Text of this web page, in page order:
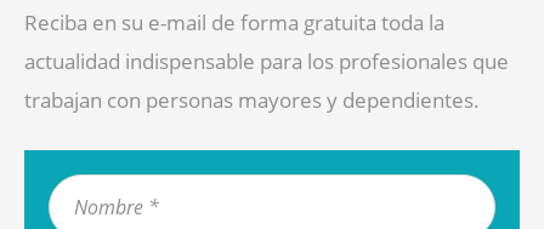
Reciba en su e-mail de forma gratuita toda la
actualidad indispensable para los profesionales que
trabajan con personas mayores y dependientes.